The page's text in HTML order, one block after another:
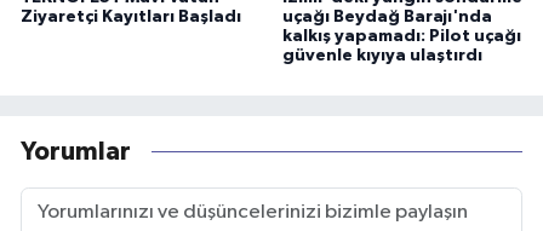
Ziyaretçi Kayıtları Başladı
uçağı Beydağ Barajı'nda
kalkış yapamadı: Pilot uçağı
güvenle kıyıya ulaştırdı
Yorumlar